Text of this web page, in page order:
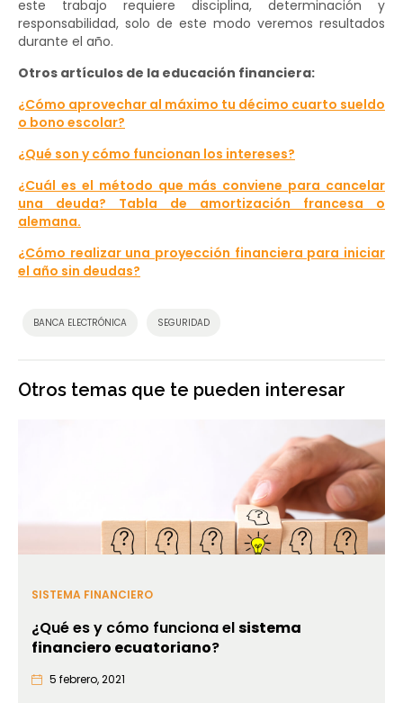
este trabajo requiere disciplina, determinación y
responsabilidad, solo de este modo veremos resultados
durante el año.
Otros artículos de la educación financiera:
¿Cómo aprovechar al máximo tu décimo cuarto sueldo
o bono escolar?
¿Qué son y cómo funcionan los intereses?
¿Cuál es el método que más conviene para cancelar
una deuda? Tabla de amortización francesa o
alemana.
¿Cómo realizar una proyección financiera para iniciar
el año sin deudas?
BANCA ELECTRÓNICA SEGURIDAD
Otros temas que te pueden interesar
SISTEMA FINANCIERO
¿Qué es y cómo funciona elsistema
financiero ecuatoriano?
5 febrero, 2021